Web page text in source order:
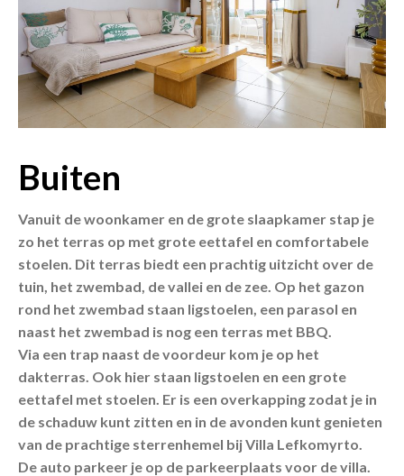
Buiten
Vanuit de woonkamer en de grote slaapkamer stap je
zo het terras op met grote eettafel en comfortabele
stoelen. Dit terras biedt een prachtig uitzicht over de
tuin, het zwembad, de vallei en de zee. Op het gazon
rond het zwembad staan ligstoelen, een parasol en
naast het zwembad is nog een terras met BBQ.
Via een trap naast de voordeur kom je op het
dakterras. Ook hier staan ligstoelen en een grote
eettafel met stoelen. Er is een overkapping zodat je in
de schaduw kunt zitten en in de avonden kunt genieten
van de prachtige sterrenhemel bij Villa Lefkomyrto.
De auto parkeer je op de parkeerplaats voor de villa.